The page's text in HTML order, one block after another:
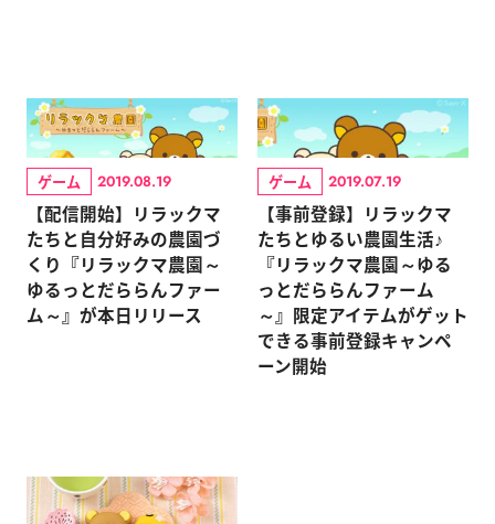
ゲーム 2019.08.19
【配信開始】リラックマ
たちと自分好みの農園づ
くり『リラックマ農園～
ゆるっとだららんファー
ム～』が本日リリース
ゲーム 2019.07.19
【事前登録】リラックマ
たちとゆるい農園生活♪
『リラックマ農園～ゆる
っとだららんファーム
～』限定アイテムがゲット
できる事前登録キャンペ
ーン開始